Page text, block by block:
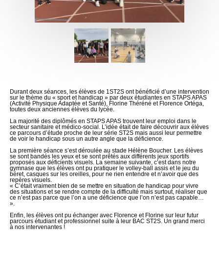
Durant deux séances, les élèves de 1ST2S ont bénéficié d’une intervention
sur le thème du « sport et handicap » par deux étudiantes en STAPS APAS
(Activité Physique Adaptée et Santé), Florine Théréné et Florence Ortéga,
toutes deux anciennes élèves du lycée.
La majorité des diplômés en STAPS APAS trouvent leur emploi dans le
secteur sanitaire et médico-social. L’idée était de faire découvrir aux élèves
ce parcours d’étude proche de leur série ST2S mais aussi leur permettre
de voir le handicap sous un autre angle que la déficience.
La première séance s’est déroulée au stade Hélène Boucher. Les élèves
se sont bandés les yeux et se sont prêtés aux différents jeux sportifs
proposés aux déficients visuels. La semaine suivante, c’est dans notre
gymnase que les élèves ont pu pratiquer le volley-ball assis et le jeu du
béret, casques sur les oreilles, pour ne rien entendre et n’avoir que des
repères visuels.
« C’était vraiment bien de se mettre en situation de handicap pour vivre
des situations et se rendre compte de la difficulté mais surtout, réaliser que
ce n’est pas parce que l’on a une déficience que l’on n’est pas capable…
».
Enfin, les élèves ont pu échanger avec Florence et Florine sur leur futur
parcours étudiant et professionnel suite à leur BAC ST2S. Un grand merci
à nos intervenantes !